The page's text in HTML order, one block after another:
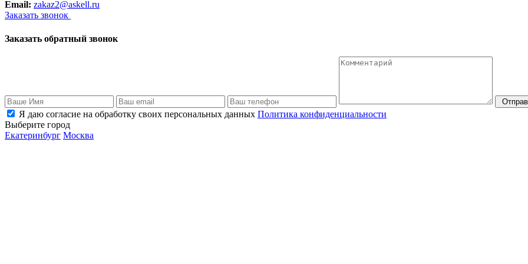
Email: zakaz2@askell.ru
Заказать звонок
Заказать обратный звонок
Я даю согласие на обработку своих персональных данных Политика конфиденциальности
Выберите город
Екатеринбург Москва